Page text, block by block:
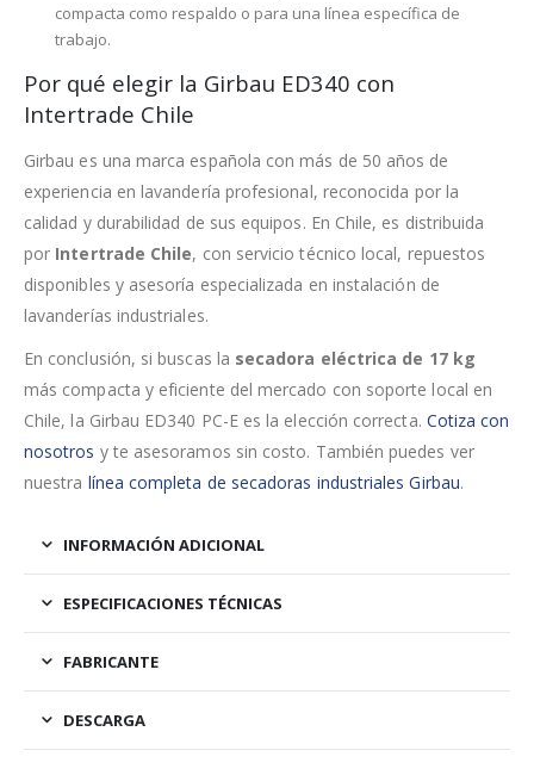
compacta como respaldo o para una línea específica de
trabajo.
Por qué elegir la Girbau ED340 con
Intertrade Chile
Girbau es una marca española con más de 50 años de
experiencia en lavandería profesional, reconocida por la
calidad y durabilidad de sus equipos. En Chile, es distribuida
por Intertrade Chile, con servicio técnico local, repuestos
disponibles y asesoría especializada en instalación de
lavanderías industriales.
En conclusión, si buscas la secadora eléctrica de 17 kg
más compacta y eficiente del mercado con soporte local en
Chile, la Girbau ED340 PC-E es la elección correcta. Cotiza con
nosotros y te asesoramos sin costo. También puedes ver
nuestra línea completa de secadoras industriales Girbau.
INFORMACIÓN ADICIONAL
ESPECIFICACIONES TÉCNICAS
FABRICANTE
DESCARGA